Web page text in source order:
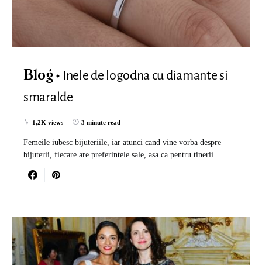
Blog
Inele de logodna cu diamante si
smaralde
1,2K views 3 minute read
Femeile iubesc bijuteriile, iar atunci cand vine vorba despre
bijuterii, fiecare are preferintele sale, asa ca pentru tinerii…